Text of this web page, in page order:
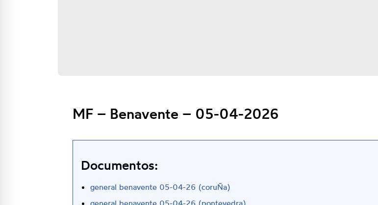
MF – Benavente – 05-04-2026
Documentos:
general benavente 05-04-26 (coruÑa)